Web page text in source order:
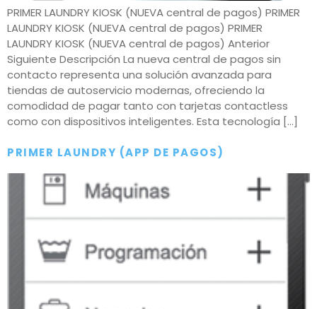
PRIMER LAUNDRY KIOSK (NUEVA central de pagos) PRIMER
LAUNDRY KIOSK (NUEVA central de pagos) PRIMER
LAUNDRY KIOSK (NUEVA central de pagos) Anterior
Siguiente Descripción La nueva central de pagos sin
contacto representa una solución avanzada para
tiendas de autoservicio modernas, ofreciendo la
comodidad de pagar tanto con tarjetas contactless
como con dispositivos inteligentes. Esta tecnología […]
PRIMER LAUNDRY (APP DE PAGOS)